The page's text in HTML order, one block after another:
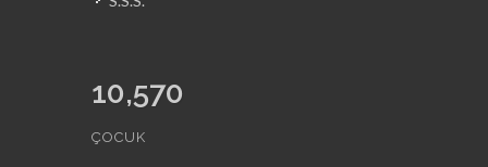
10,570
ÇOCUK